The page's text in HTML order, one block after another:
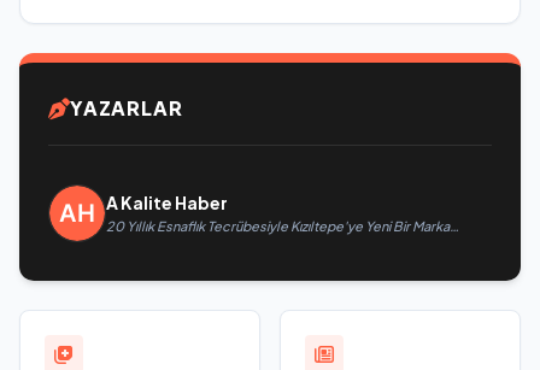
YAZARLAR
A Kalite Haber
20 Yıllık Esnaflık Tecrübesiyle Kızıltepe'ye Yeni Bir Marka